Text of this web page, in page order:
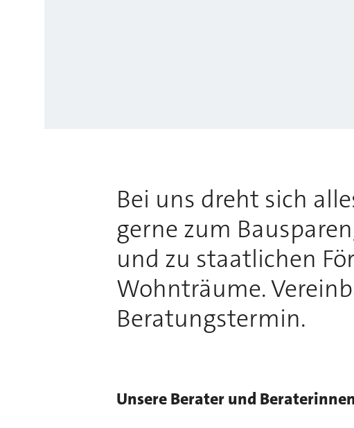
Bei uns dreht sich
gerne zum
und zu staatlichen
Wohnträume.
Beratungstermin.
Unsere Berater und